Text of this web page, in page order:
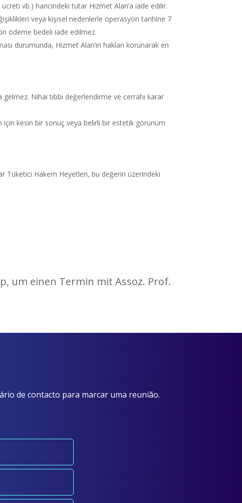
vb.) haricindeki tutar Hizmet Alan’a iade edilir.
veya kişisel nedenlerle operasyon tarihine 7
ödeme bedeli iade edilmez.
durumunda, Hizmet Alan’ın hakları korunarak en
gelmez. Nihai tıbbi değerlendirme ve cerrahi karar
için kesin bir sonuç veya belirli bir estetik görünüm
Tüketici Hakem Heyetleri, bu değerin üzerindeki
um einen Termin mit Assoz. Prof.
de contacto para marcar uma reunião.